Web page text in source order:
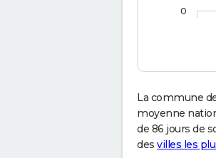
0
La commune
moyenne
de 86 jours de
des villes les